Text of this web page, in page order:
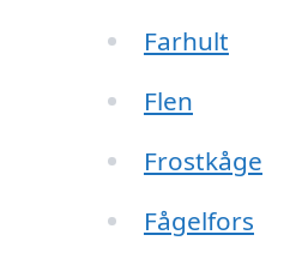
Farhult
Flen
Frostkåge
Fågelfors